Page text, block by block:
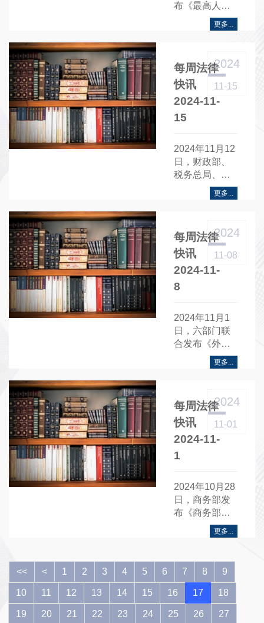
布《最高人民
法院关于进一
步规范网络司
指导意见》。
更多...
每周法律
快讯
2024-11-
15
2024
11-15
2024年11月12
日，财政部、
税务总局、住
房城乡建设部
三部门联合发
房地产市场平
稳健康发展有
关税收政策的
公告》。
更多...
每周法律
快讯
2024-11-
8
2024
11-08
2024年11月1
日，六部门联
合发布《外国
投资者对上市
公司战略投资
更多...
每周法律
快讯
2024-11-
1
2024
11-01
2024年10月28
日，商务部发
布《商务部公
告2024年第47
号 公布2025年
总量》
更多...
<< < 1 2 3 4 5 6 7 8 9
10 11 12 13 14 15 16 17 18
19 20 21 22 23 24 25 26 27